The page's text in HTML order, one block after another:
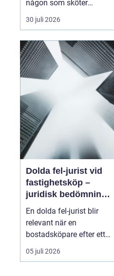
någon som sköter
bokföringen i
bakgrunden. För många
30 juli 2026
Dolda fel-jurist vid
fastighetsköp –
juridisk bedömning
av ansvar, bevisning
och tvistlösning
En dolda fel-jurist blir
relevant när en
bostadsköpare efter ett
fastighetsköp upptäcker
brister som inte varit
05 juli 2026